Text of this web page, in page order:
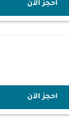
‫احجز الآن‬
‫احجز الآن‬